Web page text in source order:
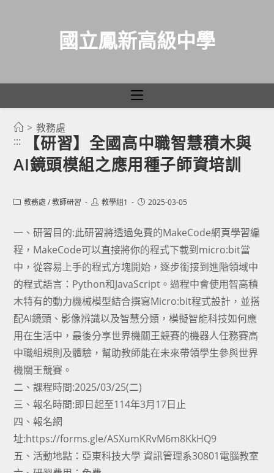
國立鳳新高級中學
> 教務處
:::
【研習】全國高中職智慧積木與
AI鏡頭模組之應用種子師資培訓
Post教務處 / 教師研習
Post教學組1
Post2025-03-05
一、研習目的:此研習將透過免費的MakeCode網頁學習編
程，MakeCode可以直接將你的程式下載到micro:bit當
中，從容易上手的程式方塊開始，逐步銜接到進階領域中
的程式語言：Python和JavaScript。過程中會使用智高積
木特有的動力機械模型結合撰寫Micro:bit程式設計，並搭
配AI鏡頭、影像辨識以及智慧分類，模擬智能科技如何應
用在生活中，最後分享世界機關王競賽的機器人任務賽高
中職組規則及體驗，幫助教師能在未來帶領學生參與世界
機關王競賽。
二、課程時間:2025/03/25(二)
三、報名時間:即日起至114年3月17日止
四、報名網
址:https://forms.gle/ASXumKRvM6m8KkHQ9
五、活動地點：亞東科技大學 資訊管理系30801電腦教室